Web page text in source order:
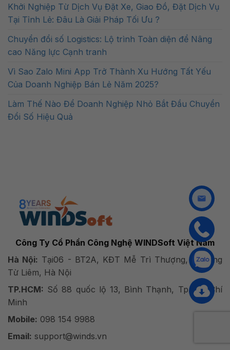
Khởi Nghiệp Từ Dịch Vụ Đặt Xe, Giao Đồ, Đặt Dịch Vụ
Tại Tỉnh Lẻ: Đâu Là Giải Pháp Tối Ưu ?
Chuyển đổi số Logistics: Lộ trình Toàn diện để Nâng
cao Năng lực Cạnh tranh
Vì Sao Zalo Mini App Trở Thành Xu Hướng Tất Yếu
Của Doanh Nghiệp Bán Lẻ Năm 2025?
Làm Thế Nào Để Doanh Nghiệp Nhỏ Bắt Đầu Chuyển
Đổi Số Hiệu Quả
Công Ty Cổ Phần Công Nghệ WINDSoft Việt Nam
Hà Nội: Tại06 - BT2A, KĐT Mễ Trì Thượng, Phường
Từ Liêm, Hà Nội
TP.HCM: Số 88 quốc lộ 13, Bình Thạnh, Tp. Hồ Chí
Minh
Mobile: 098 154 9988
Email: support@winds.vn